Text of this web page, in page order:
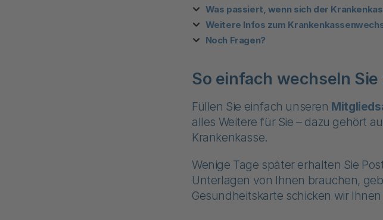
Was passiert, wenn sich der
Weitere Infos zum
Noch Fragen?
So einfach wechseln
Füllen Sie einfach unseren
alles Weitere für Sie – dazu gehört
Krankenkasse.
Wenige Tage später erhalten Sie
Unterlagen von Ihnen brauchen,
Gesundheitskarte schicken wir